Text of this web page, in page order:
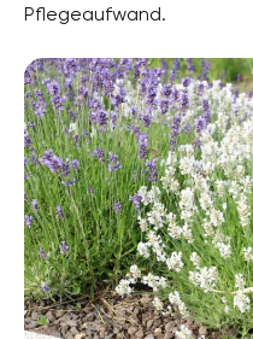
Pflegeaufwand.